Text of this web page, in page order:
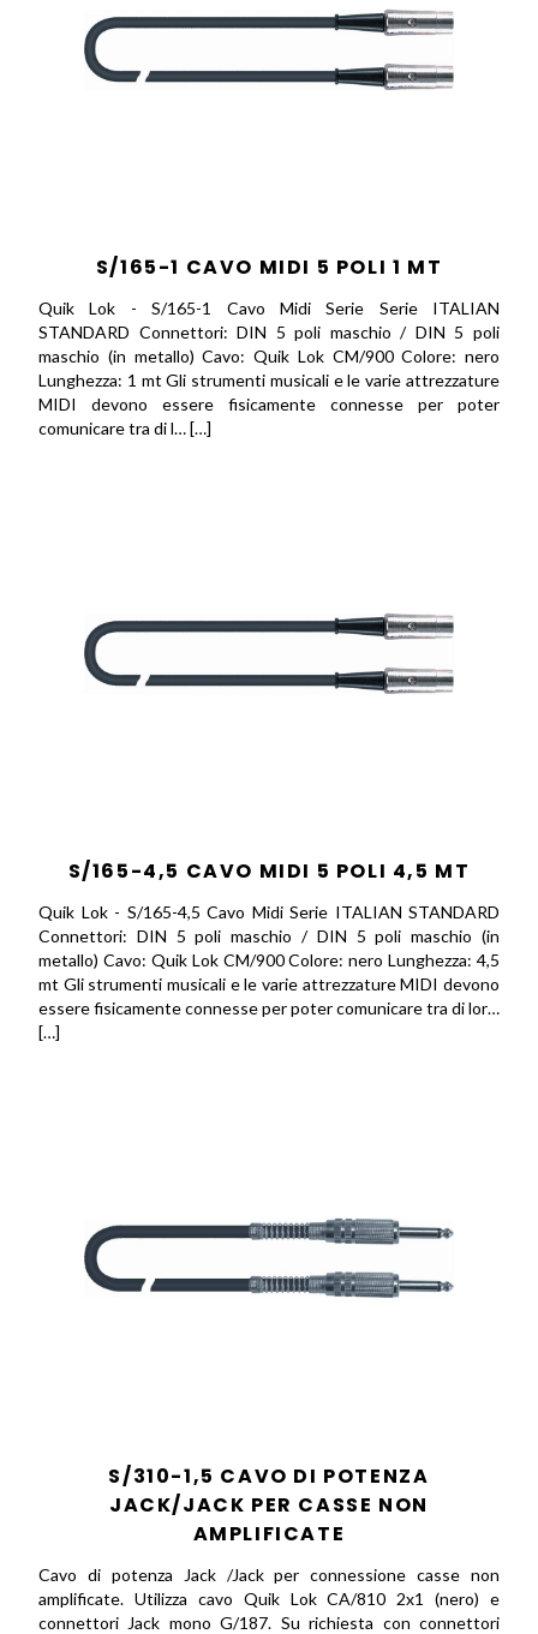
S/165-1 CAVO MIDI 5 POLI 1 MT
Quik Lok - S/165-1 Cavo Midi Serie Serie ITALIAN
STANDARD Connettori: DIN 5 poli maschio / DIN 5 poli
maschio (in metallo) Cavo: Quik Lok CM/900 Colore: nero
Lunghezza: 1 mt Gli strumenti musicali e le varie attrezzature
MIDI devono essere fisicamente connesse per poter
comunicare tra di l… […]
S/165-4,5 CAVO MIDI 5 POLI 4,5 MT
Quik Lok - S/165-4,5 Cavo Midi Serie ITALIAN STANDARD
Connettori: DIN 5 poli maschio / DIN 5 poli maschio (in
metallo) Cavo: Quik Lok CM/900 Colore: nero Lunghezza: 4,5
mt Gli strumenti musicali e le varie attrezzature MIDI devono
essere fisicamente connesse per poter comunicare tra di lor…
[…]
S/310-1,5 CAVO DI POTENZA
JACK/JACK PER CASSE NON
AMPLIFICATE
Cavo di potenza Jack /Jack per connessione casse non
amplificate. Utilizza cavo Quik Lok CA/810 2x1 (nero) e
connettori Jack mono G/187. Su richiesta con connettori